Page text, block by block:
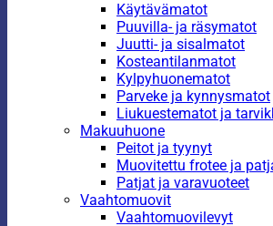
Käytävämatot
Puuvilla- ja räsymatot
Juutti- ja sisalmatot
Kosteantilanmatot
Kylpyhuonematot
Parveke ja kynnysmatot
Liukuestematot ja
Makuuhuone
Peitot ja tyynyt
Muovitettu frotee ja
Patjat ja varavuoteet
Vaahtomuovit
Vaahtomuovilevyt